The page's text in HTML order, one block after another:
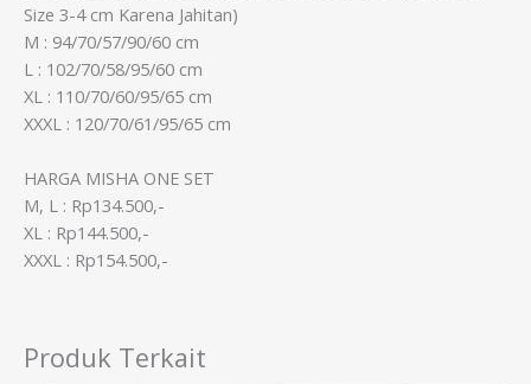
Size 3-4 cm Karena Jahitan)
M : 94/70/57/90/60 cm
L : 102/70/58/95/60 cm
XL : 110/70/60/95/65 cm
XXXL : 120/70/61/95/65 cm
HARGA MISHA ONE SET
M, L : Rp134.500,-
XL : Rp144.500,-
XXXL : Rp154.500,-
Produk Terkait